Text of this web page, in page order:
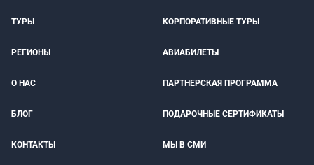
ТУРЫ КОРПОРАТИВНЫЕ ТУРЫ
РЕГИОНЫ АВИАБИЛЕТЫ
О НАС ПАРТНЕРСКАЯ ПРОГРАММА
БЛОГ ПОДАРОЧНЫЕ СЕРТИФИКАТЫ
КОНТАКТЫ МЫ В СМИ